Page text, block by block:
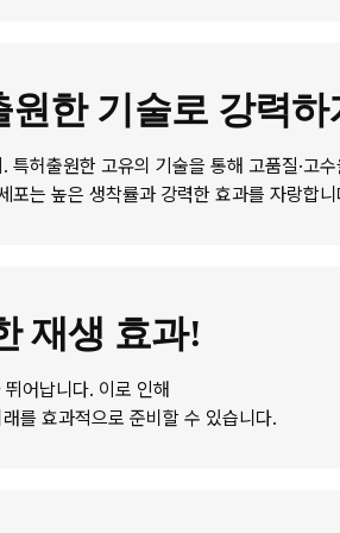
한 기술로 강력하
허출원한 고유의 기술을 통해 고품질·고수
포는 높은 생착률과 강력한 효과를 자랑합니
재생 효과!
어납니다. 이로 인해
를 효과적으로 준비할 수 있습니다.